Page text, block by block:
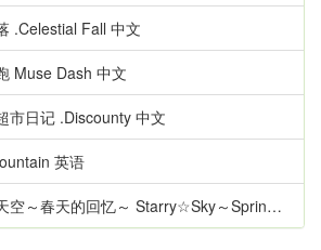
.Celestial Fall 中文
Muse Dash 中文
市日记 .Discounty 中文
英语
天的回忆～ Starry☆Sky～Spring Memories～ 日语